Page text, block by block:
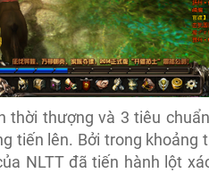
thượng và 3 tiêu
tiến lên. Bởi trong khoảng
NLTT đã tiến hành lột